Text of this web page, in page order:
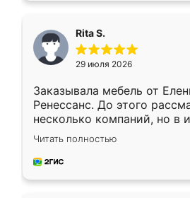
Rita S.
29 июля 2026
Заказывала мебель от
Ренессанс. До этого
несколько компаний, но в
эту. Сначала обговорили
приехал замерщик, всё
и снял размеры.
Читать полностью